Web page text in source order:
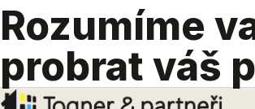
Rozumíme
probrat váš